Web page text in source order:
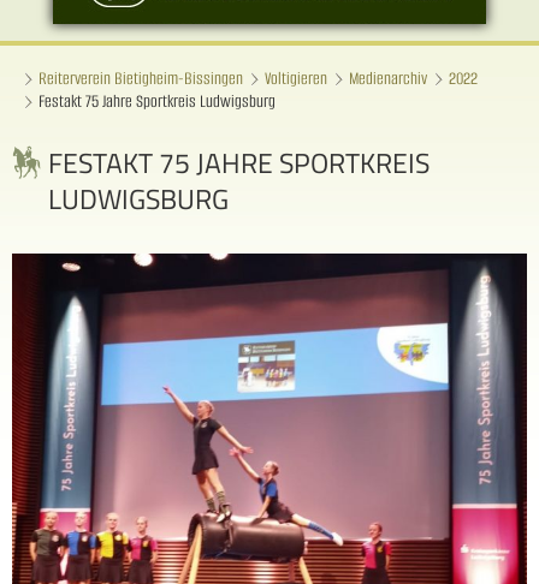
Reiterverein Bietigheim-Bissingen Voltigieren Medienarchiv
2022
Festakt 75 Jahre Sportkreis Ludwigsburg
FESTAKT 75 JAHRE SPORTKREIS
LUDWIGSBURG